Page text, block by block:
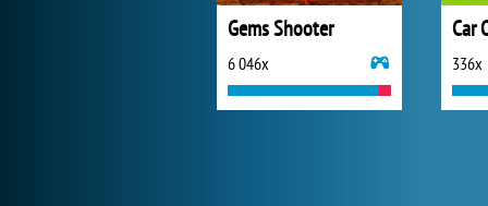
Gems Shooter
6 046x
Car
336x